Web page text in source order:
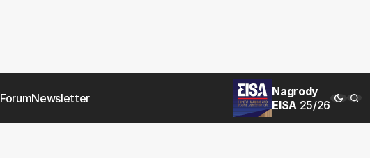
ForumNewsletter
Nagrody
EISA 25/26